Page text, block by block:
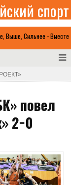
Выше, Сильнее - Вместе
спорт
повел
2−0